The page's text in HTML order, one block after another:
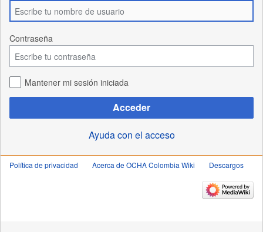
Contraseña
Mantener mi sesión iniciada
Acceder
Ayuda con el acceso
Política de privacidad Acerca de OCHA Colombia Wiki Descargos